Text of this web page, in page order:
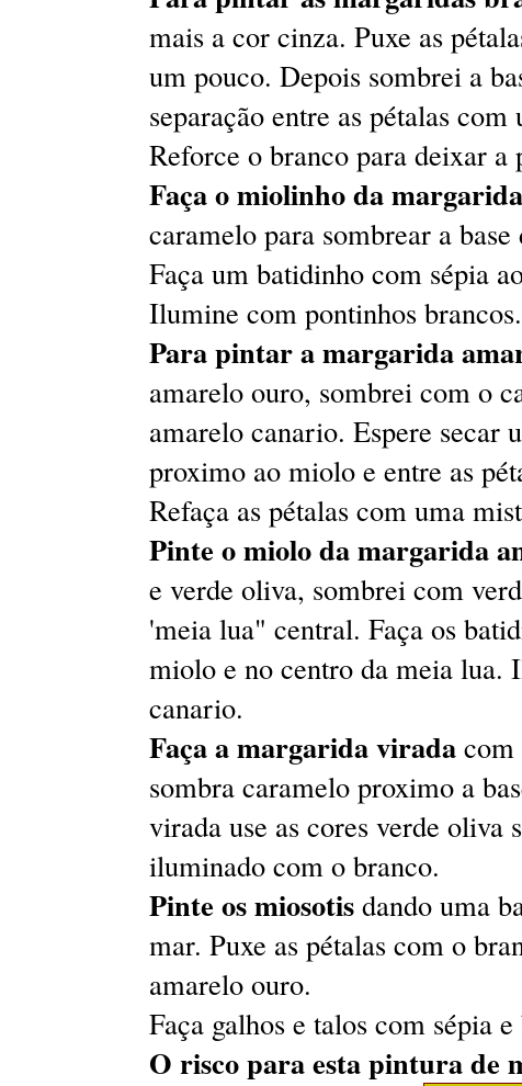
mais a cor cinza. Puxe as
um pouco. Depois sombrei a
separação entre as pétalas
Reforce o branco para deixar
Faça o miolinho da
caramelo para sombrear a
Faça um batidinho com sépia
Ilumine com pontinhos brancos.
Para pintar a margarida
amarelo ouro, sombrei com o
amarelo canario. Espere secar
proximo ao miolo e entre as
Refaça as pétalas com uma
Pinte o miolo da margarida
e verde oliva, sombrei com
'meia lua" central. Faça os
miolo e no centro da meia lua.
canario.
Faça a margarida virada com
sombra caramelo proximo a
virada use as cores verde oliva
iluminado com o branco.
Pinte os miosotis dando uma
mar. Puxe as pétalas com o
amarelo ouro.
Faça galhos e talos com sépia
O risco para esta pintura de